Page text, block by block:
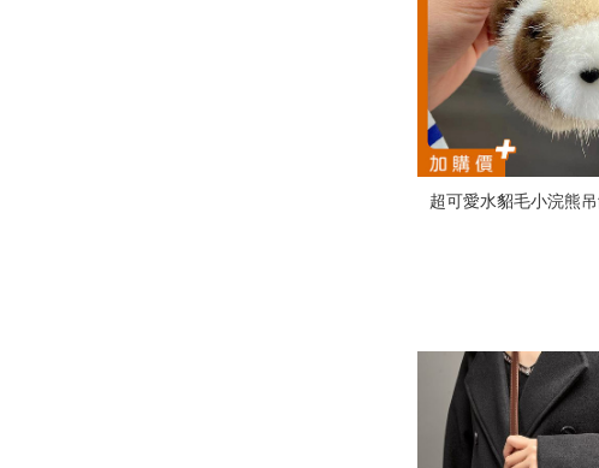
超可愛水貂毛小浣熊